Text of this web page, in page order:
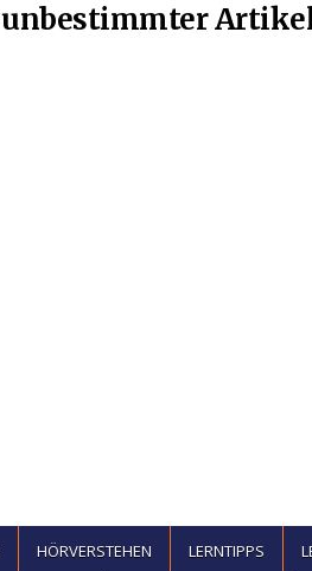
unbestimmter
HÖRVERSTEHEN LERNTIPPS